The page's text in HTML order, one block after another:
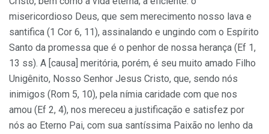
misericordioso Deus, que sem merecimento nosso lava e
santifica (1 Cor 6, 11), assinalando e ungindo com o Espírito
Santo da promessa que é o penhor de nossa herança (Ef 1,
13 ss). A [causa] meritória, porém, é seu muito amado Filho
Unigênito, Nosso Senhor Jesus Cristo, que, sendo nós
inimigos (Rom 5, 10), pela nímia caridade com que nos
amou (Ef 2, 4), nos mereceu a justificação e satisfez por
nós ao Eterno Pai, com sua santíssima Paixão no lenho da